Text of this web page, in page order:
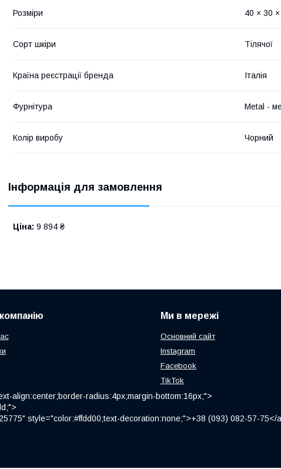
Розміри 40 × 30
Сорт шкіри Тілячої
Країна реєстрації бренда Італія
Фурнітура Metal -
Колір виробу Чорний
Інформація для замовлення
Ціна: 9 894 ₴
Ми в мережі
Основний сайт
Instagram
Facebook
TikTok
align:center;border-radius:4px;margin-bottom:16px;">
style="color:#ffdd00;text-decoration:none;">+38 (093) 082-57-